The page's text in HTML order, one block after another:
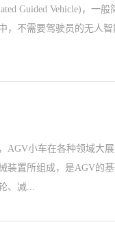
Guided Vehicle)，一
，不需要驾驶员的无人
AGV小车在各种领域大
装置所组成，是AGV的
、减...